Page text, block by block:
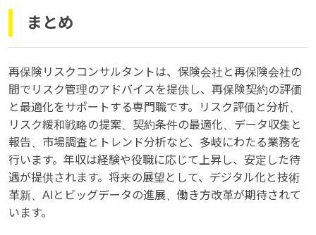
まとめ
再保険リスクコンサルタントは、保険会社と再保険会社の
間でリスク管理のアドバイスを提供し、再保険契約の評価
と最適化をサポートする専門職です。リスク評価と分析、
リスク緩和戦略の提案、契約条件の最適化、データ収集と
報告、市場調査とトレンド分析など、多岐にわたる業務を
行います。年収は経験や役職に応じて上昇し、安定した待
遇が提供されます。将来の展望として、デジタル化と技術
革新、AIとビッグデータの進展、働き方改革が期待されて
います。